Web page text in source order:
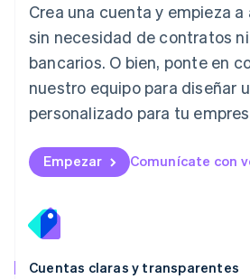
Crea una cuenta y empieza
sin necesidad de contratos
bancarios. O bien, ponte en
nuestro equipo para diseñar
personalizado para tu
Empezar Comunícate con
Cuentas claras y transparentes
Deutsch English
Lituania
English
Luxemburgo
FrançaisDeutsch English
English 简体中文
English
México
Noruega
English
English